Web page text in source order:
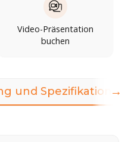
Video-Präsentation
buchen
und Spezifikationen
→